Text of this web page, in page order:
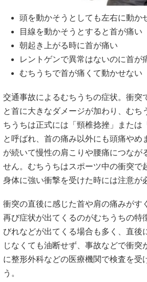
頭を動かそうとしても左右に動か
目線を動かそうとすると首が痛い
朝起き上がる時に首が痛い
レントゲンで異常はないのに首が
むちうちで首が痛くて動かせない
交通事故によるむちうちの症状。衝突
と首に大きなダメージが加わり、むち
ちうちは正式には「頸椎捻挫」または
と呼ばれ、首の痛み以外にも頭痛やめ
が続いて慢性の肩こりや腰痛につなが
せん。むちうちはスポーツ中の衝突で
身体に強い衝撃を受けた時には注意が
衝突の直後に感じた首や肩の痛みがす
再び症状が出てくるのがむちうちの特
びれなどが出てくる場合も多く、直後
じなくても油断せず、事故などで衝突
に整形外科などの医療機関で検査を受
う。